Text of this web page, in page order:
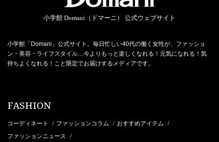
小学館 Domani（ドマーニ） 公式ウェブサイト
小学館「Domani」公式サイト。毎日忙しい40代の働く女性が、ファッショ
ン・美容・ライフスタイル…今よりもっと楽しくなれる！元気になれる！気
持ちよくなれる！こと限定でお届けするメディアです。
FASHION
コーディネート / ファッションコラム / おすすめアイテム /
ファッションニュース /